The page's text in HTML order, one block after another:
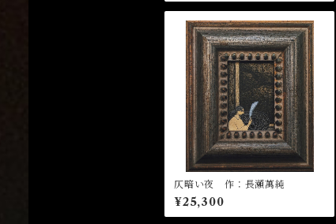
仄暗い夜 作：長瀬萬純
¥25,300